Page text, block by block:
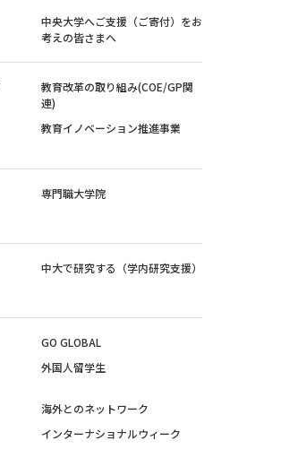
中央大学へご支援（ご寄付）をお
考えの皆さまへ
教育改革の取り組み(COE/GP関
連)
教育イノベーション推進事業
専門職大学院
中大で研究する（学内研究支援）
GO GLOBAL
外国人留学生
海外とのネットワーク
インターナショナルウィーク